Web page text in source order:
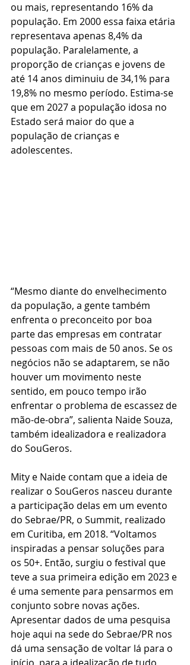
ou mais, representando 16% da
população. Em 2000 essa faixa etária
representava apenas 8,4% da
população. Paralelamente, a
proporção de crianças e jovens de
até 14 anos diminuiu de 34,1% para
19,8% no mesmo período. Estima-se
que em 2027 a população idosa no
Estado será maior do que a
população de crianças e
adolescentes.
“Mesmo diante do envelhecimento
da população, a gente também
enfrenta o preconceito por boa
parte das empresas em contratar
pessoas com mais de 50 anos. Se os
negócios não se adaptarem, se não
houver um movimento neste
sentido, em pouco tempo irão
enfrentar o problema de escassez de
mão-de-obra”, salienta Naide Souza,
também idealizadora e realizadora
do SouGeros.
Mity e Naide contam que a ideia de
realizar o SouGeros nasceu durante
a participação delas em um evento
do Sebrae/PR, o Summit, realizado
em Curitiba, em 2018. “Voltamos
inspiradas a pensar soluções para
os 50+. Então, surgiu o festival que
teve a sua primeira edição em 2023 e
é uma semente para pensarmos em
conjunto sobre novas ações.
Apresentar dados de uma pesquisa
hoje aqui na sede do Sebrae/PR nos
dá uma sensação de voltar lá para o